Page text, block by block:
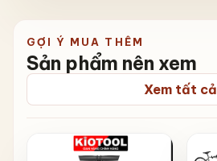
GỢI Ý MUA THÊM
Sản phẩm nên xem
Xem tất cả